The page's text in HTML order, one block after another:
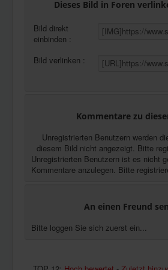
Dieses Bild in Foren
Bild direkt
einbinden :
Bild verlinken :
Kommentare zu
Unregistrierten Benutzern werden
diesem Bild nicht angezeigt. Bitte
Unregistrierten Benutzern ist es nicht
Kommentare anzulegen. Bitte
An einen Freund
Bitte loggen Sie sich zuerst ein...